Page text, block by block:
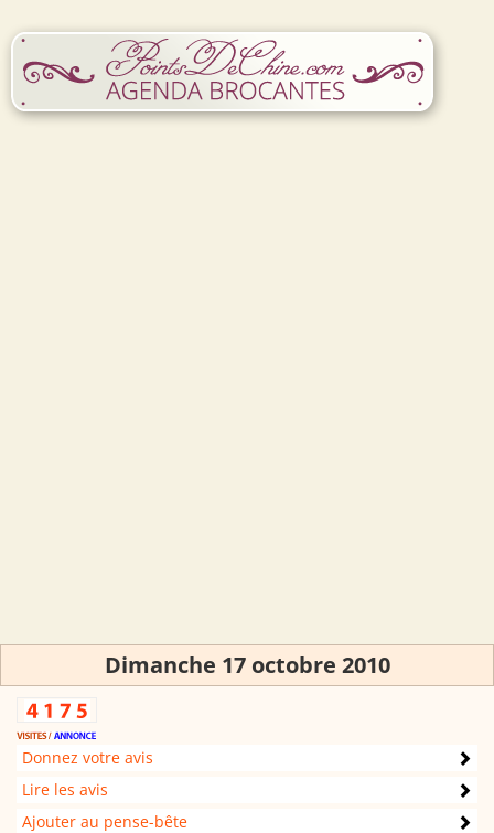
Dimanche 17 octobre 2010
Donnez votre avis
Lire les avis
Ajouter au pense-bête